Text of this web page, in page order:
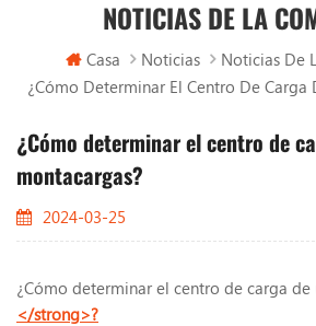
NOTICIAS DE LA
Casa Noticias
Noticias De
¿Cómo Determinar El Centro De Carga
¿Cómo determinar el centro de
montacargas?
2024-03-25
¿Cómo determinar el centro de carga de
</strong>?